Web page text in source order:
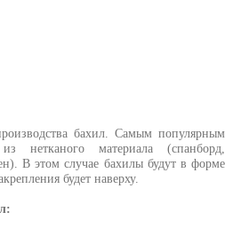
бахил. Самым популярным
из нетканого материала (спанборд,
В этом случае бахилы будут в форме
будет наверху.